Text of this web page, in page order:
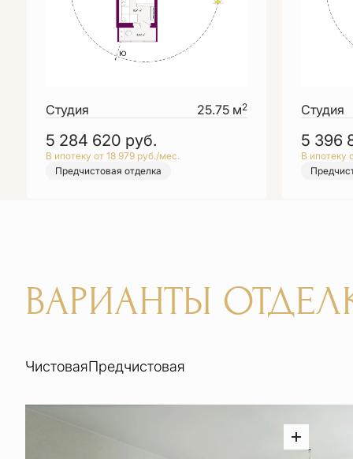
Студия 25.75 м2
5 284 620 руб.
В ипотеку от 18 979 руб./мес.
Предчистовая отделка
Студия
5 396
В ипотеку
ВАРИАНТЫ
ЧистоваяПредчистовая